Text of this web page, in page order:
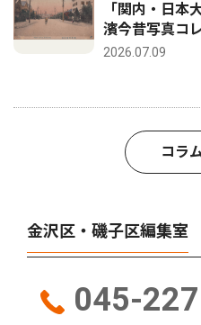
「関内・日本
濱今昔写真コ
2026.07.09
コラ
金沢区・磯子区編集室
045-